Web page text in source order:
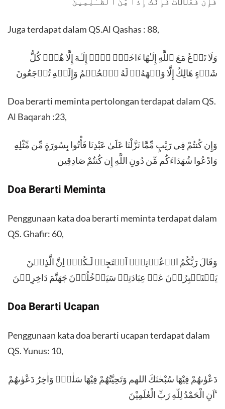
Juga terdapat dalam QS.Al Qashas : 88,
وَلَا تَدۡعُ مَعَ ٱللَّهِ إِلَـٰهًا ءَاخَرَۘ لَاۤ إِلَـٰهَ إِلَّا هُوَۚ كُلُّ
شَیۡءٍ هَالِكٌ إِلَّا وَجۡهَهُۥۚ لَهُ ٱلۡحُكۡمُ وَإِلَیۡهِ تُرۡجَعُونَ
Doa berarti meminta pertolongan terdapat dalam QS.
Al Baqarah :23,
وَإِن كُنتُمْ فِي رَيْبٍ مِّمَّا نَزَّلْنَا عَلَىٰ عَبْدِنَا فَأْتُوا بِسُورَةٍ مِّن مِّثْلِهِ
وَادْعُوا شُهَدَاءَكُم مِّن دُونِ اللَّهِ إِن كُنتُمْ صَادِقِين
Doa Berarti Meminta
Penggunaan kata doa berarti meminta terdapat dalam
QS. Ghafir: 60,
وَقَالَ رَبُّكُمُ ادۡعُوۡنِىۡۤ اَسۡتَجِبۡ لَـكُمۡؕ اِنَّ الَّذِيۡنَ
يَسۡتَكۡبِرُوۡنَ عَنۡ عِبَادَتِىۡ سَيَدۡخُلُوۡنَ جَهَنَّمَ دَاخِرِيۡنَ
Doa Berarti Ucapan
Penggunaan kata doa berarti ucapan terdapat dalam
QS. Yunus: 10,
دَعْوٰىهُمْ فِيْهَا سُبْحٰنَكَ اللهم وَتَحِيَّتُهُمْ فِيْهَا سَلٰمٌۚ وَاٰخِرُ دَعْوٰىهُمْ
اَنِ الْحَمْدُ لِلّٰهِ رَبِّ الْعٰلَمِيْنَ ࣖ